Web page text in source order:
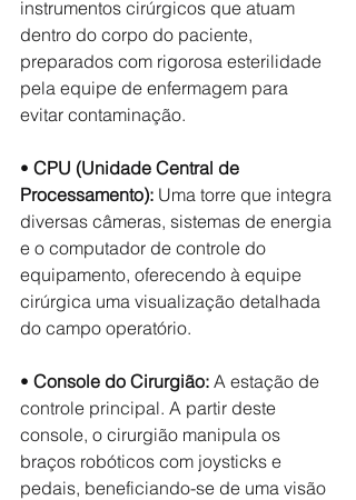
instrumentos cirúrgicos que atuam
dentro do corpo do paciente,
preparados com rigorosa esterilidade
pela equipe de enfermagem para
evitar contaminação.
• CPU (Unidade Central de
Processamento): Uma torre que integra
diversas câmeras, sistemas de energia
e o computador de controle do
equipamento, oferecendo à equipe
cirúrgica uma visualização detalhada
do campo operatório.
• Console do Cirurgião: A estação de
controle principal. A partir deste
console, o cirurgião manipula os
braços robóticos com joysticks e
pedais, beneficiando-se de uma visão